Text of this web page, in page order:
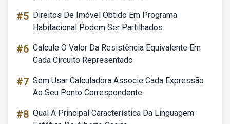
#5 Direitos De Imóvel Obtido Em Programa
Habitacional Podem Ser Partilhados
#6 Calcule O Valor Da Resistência Equivalente Em
Cada Circuito Representado
#7 Sem Usar Calculadora Associe Cada Expressão
Ao Seu Ponto Correspondente
#8 Qual A Principal Característica Da Linguagem